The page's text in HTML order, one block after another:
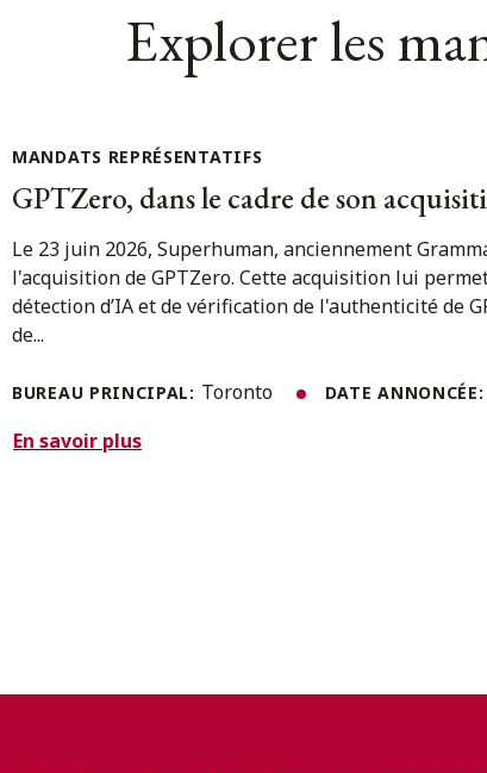
Explorer les
MANDATS REPRÉSENTATIFS
GPTZero, dans le cadre de son
Le 23 juin 2026, Superhuman, anciennement
l'acquisition de GPTZero. Cette acquisition lui
détection d’IA et de vérification de l'authenticité de
de...
BUREAU PRINCIPAL: Toronto DATE ANNONCÉE:
En savoir plus